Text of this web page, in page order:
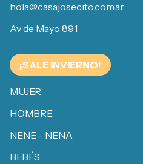
hola@casajosecito.com.ar
Av de Mayo 891
¡SALE INVIERNO!
MUJER
HOMBRE
NENE - NENA
BEBÉS